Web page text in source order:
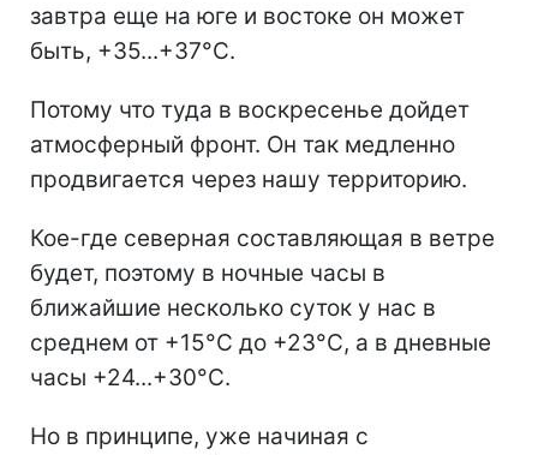
завтра еще на юге и востоке он может
быть, +35...+37°С.
Потому что туда в воскресенье дойдет
атмосферный фронт. Он так медленно
продвигается через нашу территорию.
Кое-где северная составляющая в ветре
будет, поэтому в ночные часы в
ближайшие несколько суток у нас в
среднем от +15°С до +23°С, а в дневные
часы +24...+30°C.
Но в принципе, уже начиная с